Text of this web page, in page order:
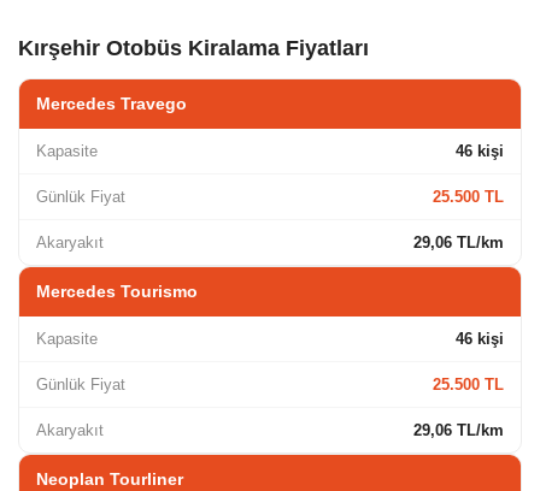
Kırşehir Otobüs Kiralama Fiyatları
Mercedes Travego
Kapasite 46 kişi
Günlük Fiyat 25.500 TL
Akaryakıt 29,06 TL/km
Mercedes Tourismo
Kapasite 46 kişi
Günlük Fiyat 25.500 TL
Akaryakıt 29,06 TL/km
Neoplan Tourliner